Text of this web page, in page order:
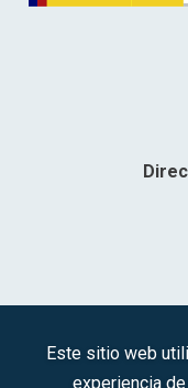
Este sitio web
experiencia